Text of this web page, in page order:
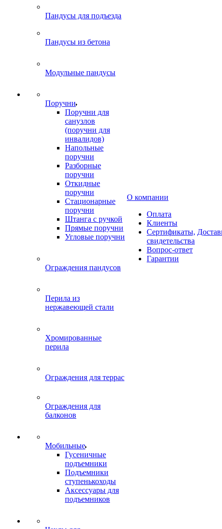
Пандусы для подъезда
Пандусы из бетона
Модульные пандусы
Поручни
Поручни для
санузлов
(поручни для
инвалидов)
Напольные
поручни
Разборные
поручни
Откидные
поручни
Стационарные
поручни
Штанга с ручкой
Прямые поручни
Угловые поручни
Ограждения пандусов
Перила из
нержавеющей стали
Хромированные
перила
Ограждения для террас
Ограждения для
балконов
Мобильные
Гусеничные
подъемники
Подъемники
ступенькоходы
Аксессуары для
подъемников
О компании
Оплата
Клиенты
Сертификаты,
свидетельства
Вопрос-ответ
Гарантии